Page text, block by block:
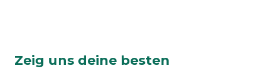
Zeig uns deine besten